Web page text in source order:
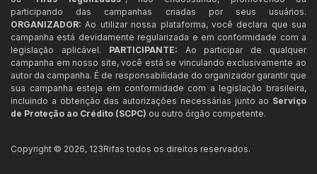
participando das campanhas criadas por seus usuários.
ORGANIZADOR: Ao utilizar nossa plataforma, você declara que sua
campanha está devidamente regularizada e em conformidade com a
legislação aplicável. PARTICIPANTE: Ao participar de qualquer
campanha em nosso site, você está se vinculando exclusivamente ao
autor da campanha. É de responsabilidade do organizador garantir que
sua campanha esteja em conformidade com a legislação brasileira,
incluindo a obtenção das autorizações necessárias junto ao Serviço
de Proteção ao Crédito (SCPC) ou outro órgão competente.
Copyright © 2026, 123Rifas todos os direitos reservados.